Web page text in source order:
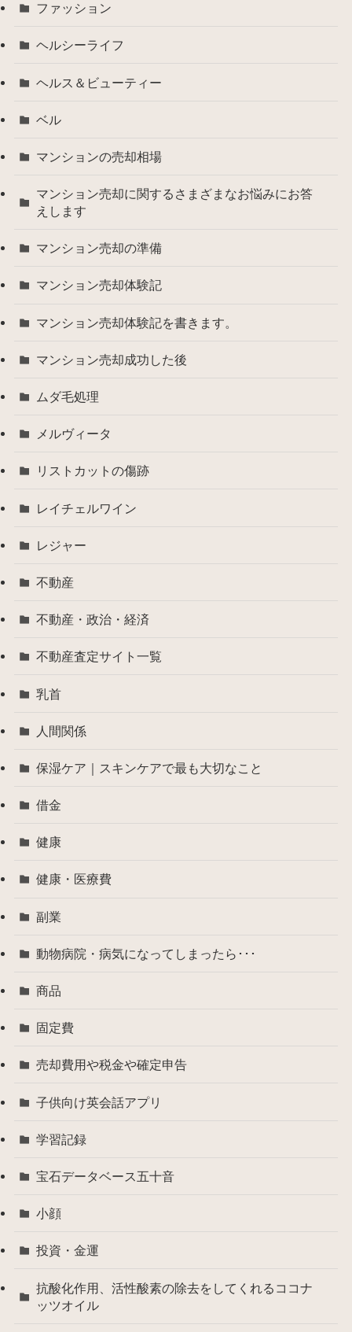
ファッション
ヘルシーライフ
ヘルス＆ビューティー
ベル
マンションの売却相場
マンション売却に関するさまざまなお悩みにお答
えします
マンション売却の準備
マンション売却体験記
マンション売却体験記を書きます。
マンション売却成功した後
ムダ毛処理
メルヴィータ
リストカットの傷跡
レイチェルワイン
レジャー
不動産
不動産・政治・経済
不動産査定サイト一覧
乳首
人間関係
保湿ケア｜スキンケアで最も大切なこと
借金
健康
健康・医療費
副業
動物病院・病気になってしまったら･･･
商品
固定費
売却費用や税金や確定申告
子供向け英会話アプリ
学習記録
宝石データベース五十音
小顔
投資・金運
抗酸化作用、活性酸素の除去をしてくれるココナ
ッツオイル